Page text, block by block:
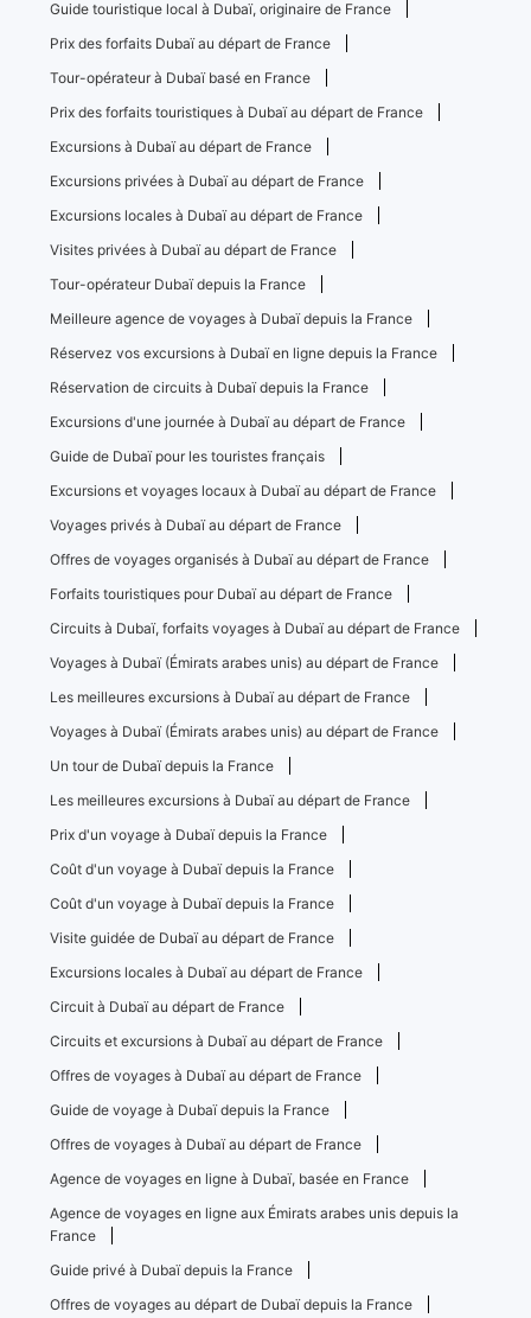
Guide touristique local à Dubaï, originaire de France
Prix ​​des forfaits Dubaï au départ de France
Tour-opérateur à Dubaï basé en France
Prix ​​des forfaits touristiques à Dubaï au départ de France
Excursions à Dubaï au départ de France
Excursions privées à Dubaï au départ de France
Excursions locales à Dubaï au départ de France
Visites privées à Dubaï au départ de France
Tour-opérateur Dubaï depuis la France
Meilleure agence de voyages à Dubaï depuis la France
Réservez vos excursions à Dubaï en ligne depuis la France
Réservation de circuits à Dubaï depuis la France
Excursions d'une journée à Dubaï au départ de France
Guide de Dubaï pour les touristes français
Excursions et voyages locaux à Dubaï au départ de France
Voyages privés à Dubaï au départ de France
Offres de voyages organisés à Dubaï au départ de France
Forfaits touristiques pour Dubaï au départ de France
Circuits à Dubaï, forfaits voyages à Dubaï au départ de France
Voyages à Dubaï (Émirats arabes unis) au départ de France
Les meilleures excursions à Dubaï au départ de France
Voyages à Dubaï (Émirats arabes unis) au départ de France
Un tour de Dubaï depuis la France
Les meilleures excursions à Dubaï au départ de France
Prix ​​d'un voyage à Dubaï depuis la France
Coût d'un voyage à Dubaï depuis la France
Coût d'un voyage à Dubaï depuis la France
Visite guidée de Dubaï au départ de France
Excursions locales à Dubaï au départ de France
Circuit à Dubaï au départ de France
Circuits et excursions à Dubaï au départ de France
Offres de voyages à Dubaï au départ de France
Guide de voyage à Dubaï depuis la France
Offres de voyages à Dubaï au départ de France
Agence de voyages en ligne à Dubaï, basée en France
Agence de voyages en ligne aux Émirats arabes unis depuis la
France
Guide privé à Dubaï depuis la France
Offres de voyages au départ de Dubaï depuis la France